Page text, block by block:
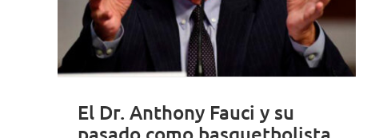
El Dr. Anthony Fauci y su